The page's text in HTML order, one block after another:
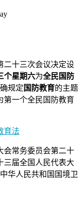
二十三次会议决定设
个星期六为全民国防
规定 国防教育的主题
第一个全民国防教育
育法
会常务委员会第二十
届全国人民代表大
华人民共和国国境卫